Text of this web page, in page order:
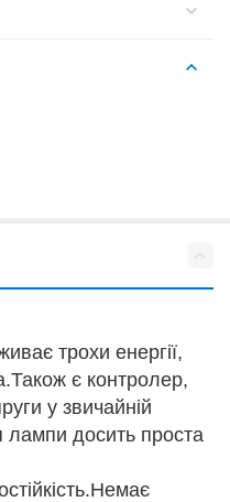
трохи енергії,
є контролер,
у звичайній
лампи досить проста